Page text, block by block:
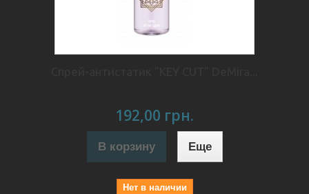
192,00 грн.
В корзину Еще
Нет в наличии